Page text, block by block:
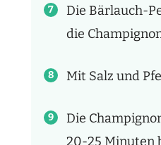
Die Bärlauch-
die
Mit Salz und
Die
20-25 Minuten